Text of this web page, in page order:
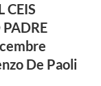
CEIS
De Paoli